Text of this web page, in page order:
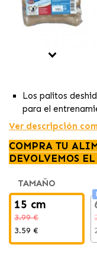
Los palitos
para el
Hechos de piel
dentadura sana y
Contenido de 2
g y longitud de 15
Ver descripción
COMPRA TU
DEVOLVEMOS
TAMAÑO
15 cm
3.99 €
3.59 €